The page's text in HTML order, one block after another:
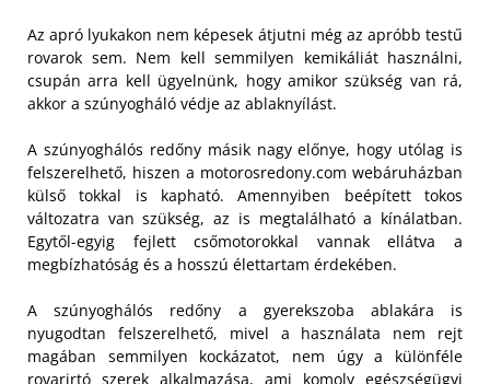
Az apró lyukakon nem képesek átjutni még az apróbb testű
rovarok sem. Nem kell semmilyen kemikáliát használni,
csupán arra kell ügyelnünk, hogy amikor szükség van rá,
akkor a szúnyogháló védje az ablaknyílást.
A szúnyoghálós redőny másik nagy előnye, hogy utólag is
felszerelhető, hiszen a motorosredony.com webáruházban
külső tokkal is kapható. Amennyiben beépített tokos
változatra van szükség, az is megtalálható a kínálatban.
Egytől-egyig fejlett csőmotorokkal vannak ellátva a
megbízhatóság és a hosszú élettartam érdekében.
A szúnyoghálós redőny a gyerekszoba ablakára is
nyugodtan felszerelhető, mivel a használata nem rejt
magában semmilyen kockázatot, nem úgy a különféle
rovarirtó szerek alkalmazása, ami komoly egészségügyi